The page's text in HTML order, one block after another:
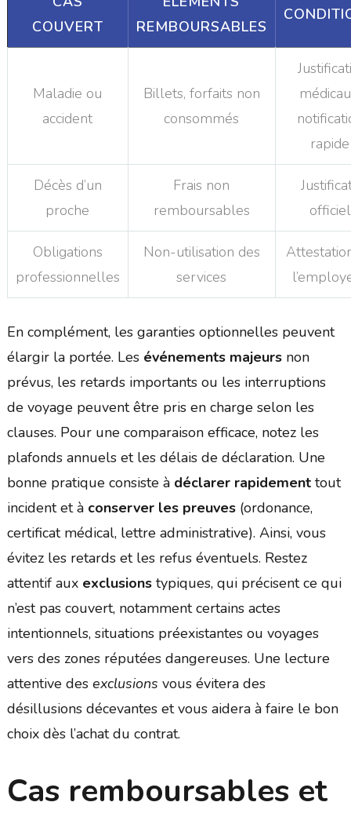
COUVERT
REMBOURSABLES
Maladie ou
accident
Billets, forfaits non
consommés
rapide
Décès d’un
proche
Frais non
remboursables
officiel
Obligations
professionnelles
Non-utilisation des
services
En complément, les garanties optionnelles peuvent
élargir la portée. Les événements majeursnon
prévus, les retards importants ou les interruptions
de voyage peuvent être pris en charge selon les
clauses. Pour une comparaison efficace, notez les
plafonds annuels et les délais de déclaration. Une
bonne pratique consiste à déclarer rapidementtout
incident et à conserver les preuves(ordonance,
certificat médical, lettre administrative). Ainsi, vous
évitez les retards et les refus éventuels. Restez
attentif aux exclusionstypiques, qui précisent ce qui
n’est pas couvert, notamment certains actes
intentionnels, situations préexistantes ou voyages
vers des zones réputées dangereuses. Une lecture
attentive des exclusions vous évitera des
désillusions décevantes et vous aidera à faire le bon
choix dès l’achat du contrat.
Cas remboursables et